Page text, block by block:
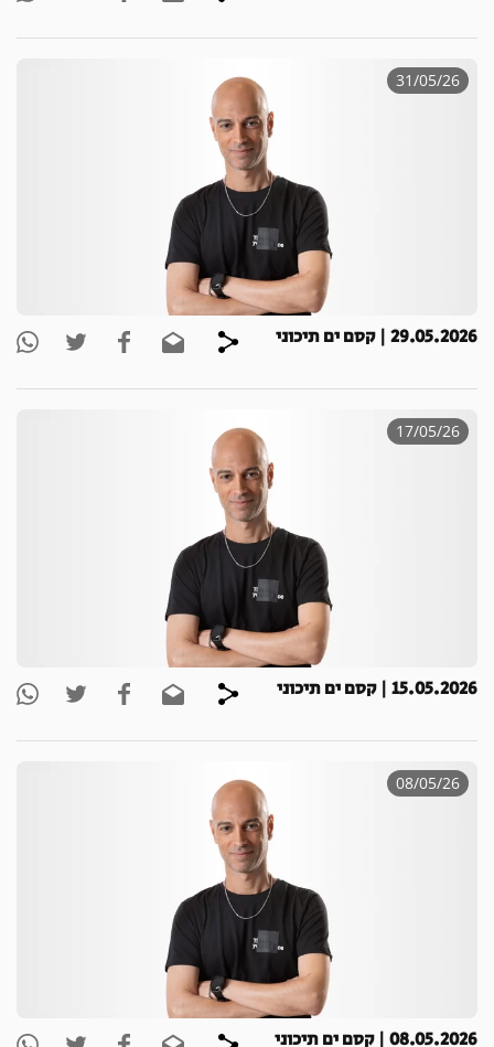
31/05/26
29.05.2026 | קסם ים תיכוני
17/05/26
15.05.2026 | קסם ים תיכוני
08/05/26
08.05.2026 | קסם ים תיכוני